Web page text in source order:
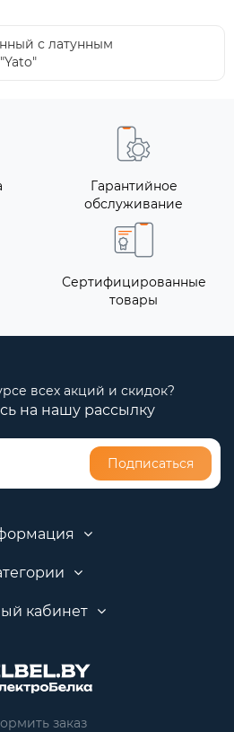
с латунным
Гарантийное
обслуживание
Сертифицированные
товары
всех акций и скидок?
на нашу рассылку
Подписаться
кабинет
заказ